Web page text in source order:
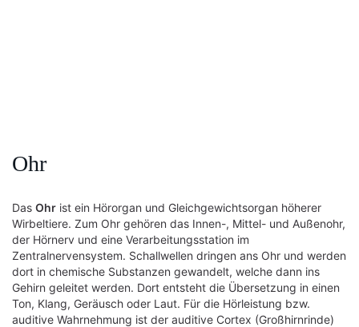
Ohr
Das Ohr ist ein Hörorgan und Gleichgewichtsorgan höherer
Wirbeltiere. Zum Ohr gehören das Innen-, Mittel- und Außenohr,
der Hörnerv und eine Verarbeitungsstation im
Zentralnervensystem. Schallwellen dringen ans Ohr und werden
dort in chemische Substanzen gewandelt, welche dann ins
Gehirn geleitet werden. Dort entsteht die Übersetzung in einen
Ton, Klang, Geräusch oder Laut. Für die Hörleistung bzw.
auditive Wahrnehmung ist der auditive Cortex (Großhirnrinde)